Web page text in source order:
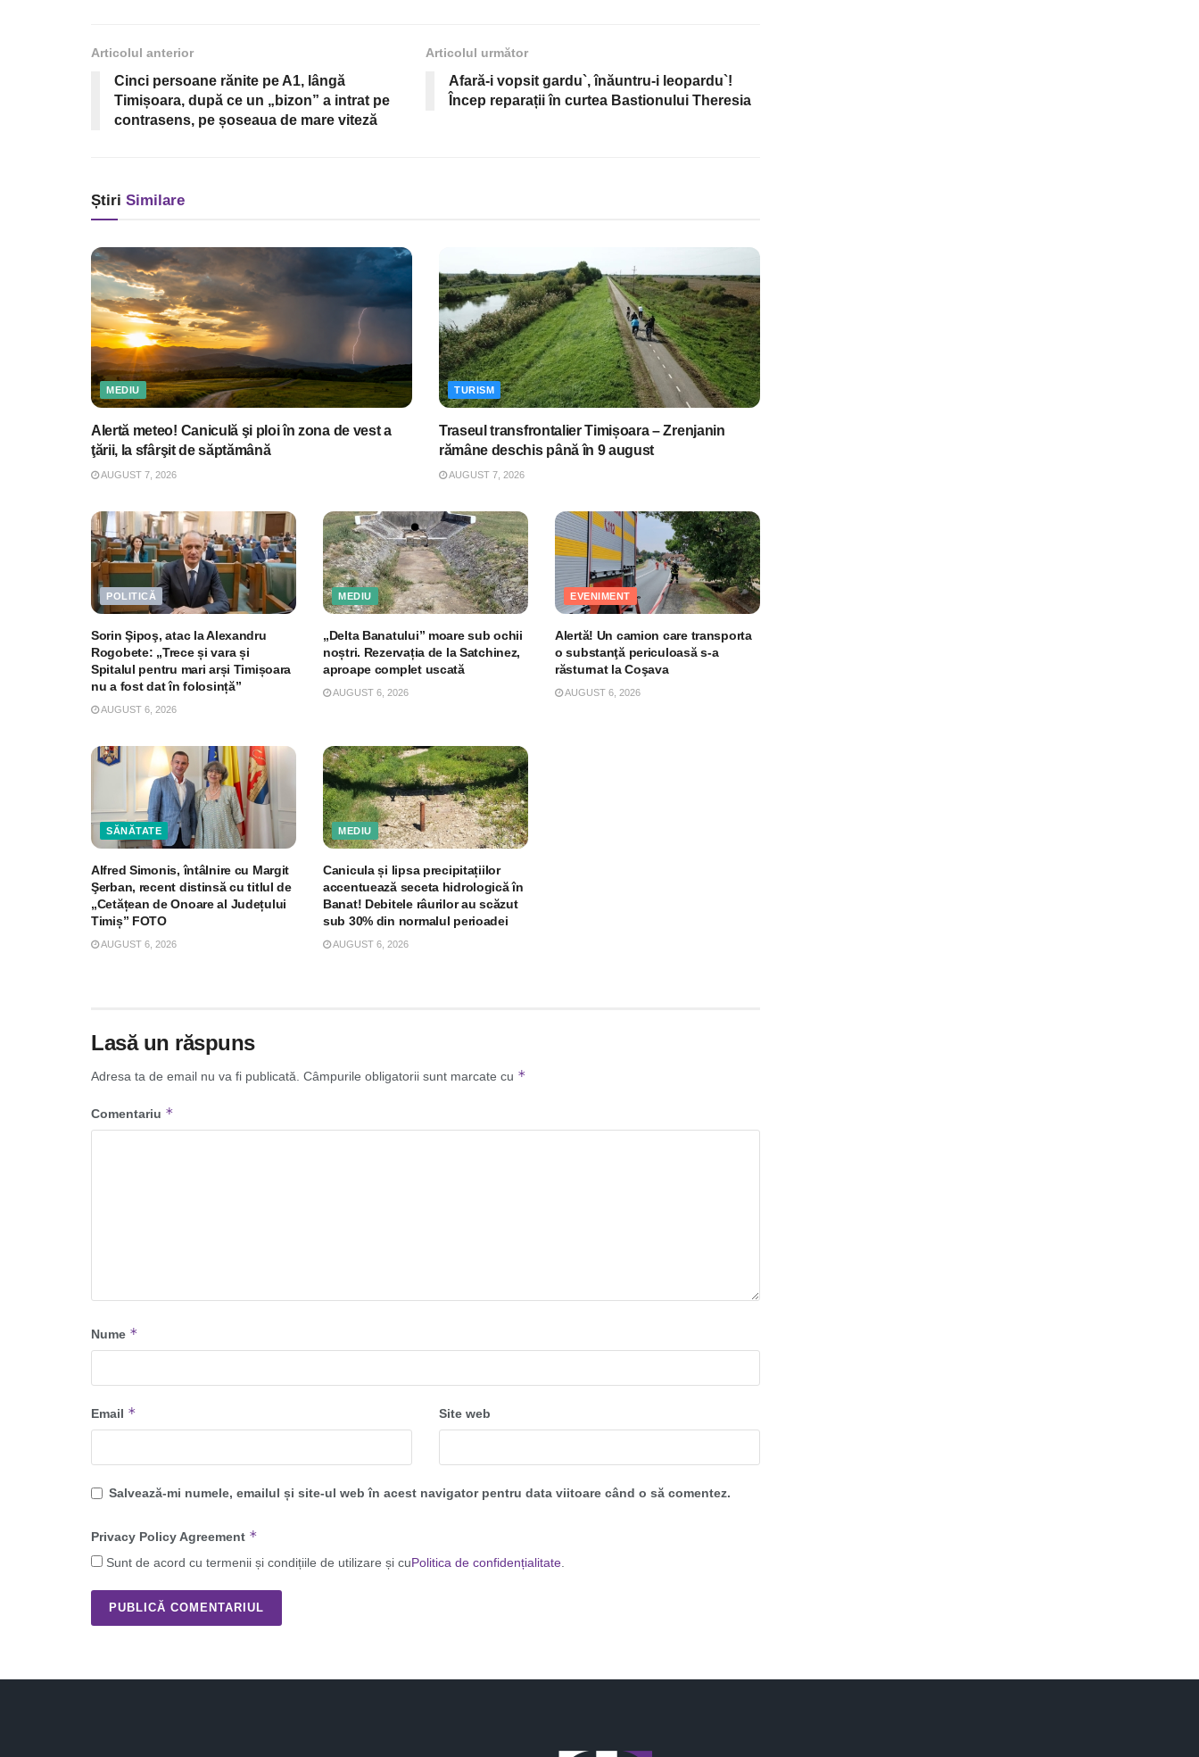
Articolul anterior
Cinci persoane rănite pe A1, lângă
Timișoara, după ce un „bizon” a intrat pe
contrasens, pe șoseaua de mare viteză
Articolul următor
Afară-i vopsit gardu`, înăuntru-i leopardu`!
Încep reparații în curtea Bastionului Theresia
Știri Similare
MEDIU
Alertă meteo! Caniculă şi ploi în zona de vest a
ţării, la sfârşit de săptămână
AUGUST 7, 2026
TURISM
Traseul transfrontalier Timișoara – Zrenjanin
rămâne deschis până în 9 august
AUGUST 7, 2026
POLITICĂ
Sorin Şipoş, atac la Alexandru
Rogobete: „Trece și vara și
Spitalul pentru mari arși Timișoara
nu a fost dat în folosință”
AUGUST 6, 2026
MEDIU
„Delta Banatului” moare sub ochii
noștri. Rezervația de la Satchinez,
aproape complet uscată
AUGUST 6, 2026
EVENIMENT
Alertă! Un camion care transporta
o substanţă periculoasă s-a
răsturnat la Coşava
AUGUST 6, 2026
SĂNĂTATE
Alfred Simonis, întâlnire cu Margit
Şerban, recent distinsă cu titlul de
„Cetățean de Onoare al Județului
Timiș” FOTO
AUGUST 6, 2026
MEDIU
Canicula și lipsa precipitațiilor
accentuează seceta hidrologică în
Banat! Debitele râurilor au scăzut
sub 30% din normalul perioadei
AUGUST 6, 2026
Lasă un răspuns
Adresa ta de email nu va fi publicată. Câmpurile obligatorii sunt marcate cu *
Comentariu *
Nume *
Email * Site web
Salvează-mi numele, emailul și site-ul web în acest navigator pentru data viitoare când o să comentez.
Privacy Policy Agreement *
Sunt de acord cu termenii și condițiile de utilizare și cuPolitica de confidențialitate